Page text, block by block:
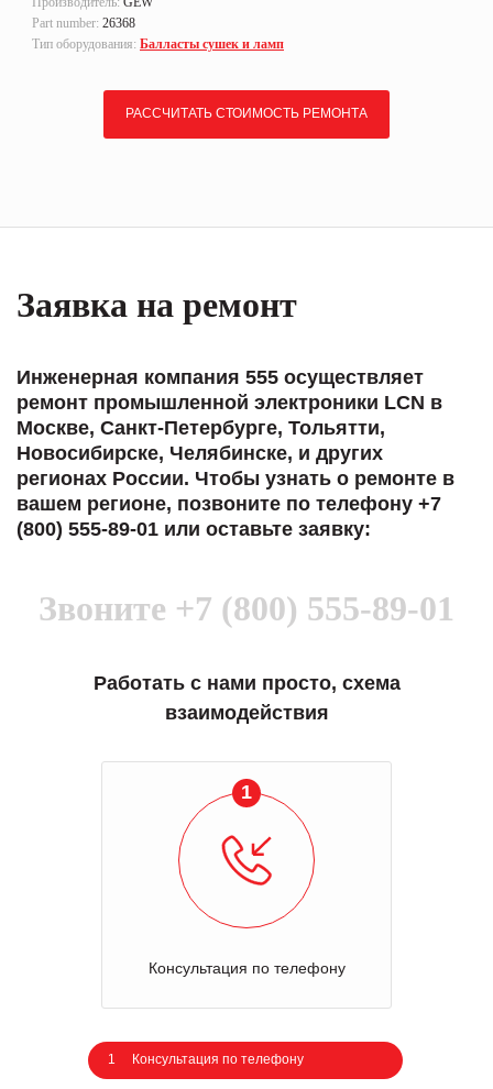
Part number: 26368
Тип оборудования: Балласты сушек и ламп
РАССЧИТАТЬ СТОИМОСТЬ РЕМОНТА
Заявка на ремонт
Инженерная компания 555 осуществляет
ремонт промышленной электроники LCN в
Москве, Санкт-Петербурге, Тольятти,
Новосибирске, Челябинске, и других
регионах России. Чтобы узнать о ремонте в
вашем регионе, позвоните по телефону +7
(800) 555-89-01 или оставьте заявку:
Звоните +7 (800) 555-89-01
Работать с нами просто, схема
взаимодействия
1
Консультация по телефону
1 Консультация по телефону